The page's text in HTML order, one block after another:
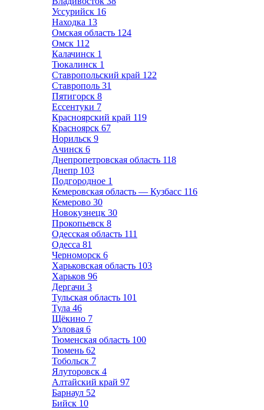
Уссурийск 16
Находка 13
Омская область 124
Омск 112
Калачинск 1
Тюкалинск 1
Ставропольский край 122
Ставрополь 31
Пятигорск 8
Ессентуки 7
Красноярский край 119
Красноярск 67
Норильск 9
Ачинск 6
Днепропетровская область 118
Днепр 103
Подгородное 1
Кемеровская область — Кузбасс 116
Кемерово 30
Новокузнецк 30
Прокопьевск 8
Одесская область 111
Одесса 81
Черноморск 6
Харьковская область 103
Харьков 96
Дергачи 3
Тульская область 101
Тула 46
Щёкино 7
Узловая 6
Тюменская область 100
Тюмень 62
Тобольск 7
Ялуторовск 4
Алтайский край 97
Барнаул 52
Бийск 10